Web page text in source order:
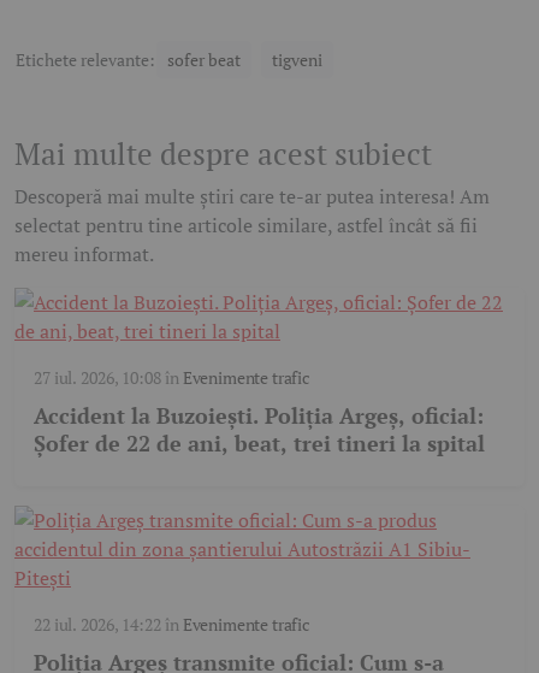
Etichete relevante: sofer beat tigveni
Mai multe despre acest subiect
Descoperă mai multe știri care te-ar putea interesa! Am
selectat pentru tine articole similare, astfel încât să fii
mereu informat.
27 iul. 2026, 10:08în Evenimente trafic
Accident la Buzoiești. Poliția Argeș, oficial:
Șofer de 22 de ani, beat, trei tineri la spital
22 iul. 2026, 14:22 în Evenimente trafic
Poliția Argeș transmite oficial: Cum s-a